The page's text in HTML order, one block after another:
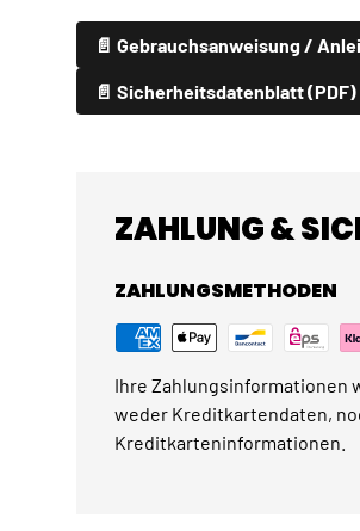
📄 Gebrauchsanweisung /
📄 Sicherheitsdatenblatt (PDF)
ZAHLUNG &
ZAHLUNGSMETHODEN
Ihre Zahlungsinformationen
weder Kreditkartendaten,
Kreditkarteninformationen.